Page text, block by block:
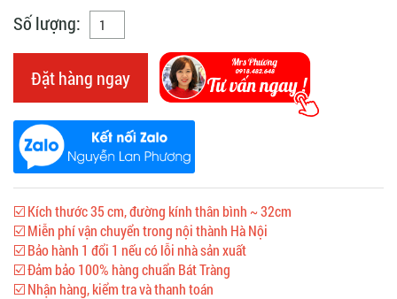
Số lượng:
Đặt hàng ngay
☑️ Kích thước 35 cm, đường kính thân bình ~ 32cm
☑️ Miễn phí vận chuyển trong nội thành Hà Nội
☑️ Bảo hành 1 đổi 1 nếu có lỗi nhà sản xuất
☑️ Đảm bảo 100% hàng chuẩn Bát Tràng
☑️ Nhận hàng, kiểm tra và thanh toán